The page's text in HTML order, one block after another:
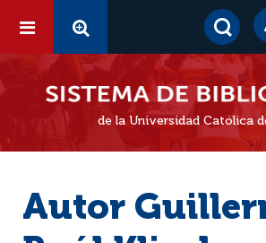
de la Universidad Católica
Autor